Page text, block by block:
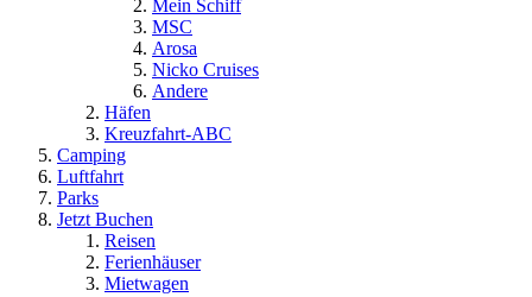
Mein Schiff
MSC
Arosa
Nicko Cruises
Andere
Häfen
Kreuzfahrt-ABC
Camping
Luftfahrt
Parks
Jetzt Buchen
Reisen
Ferienhäuser
Mietwagen